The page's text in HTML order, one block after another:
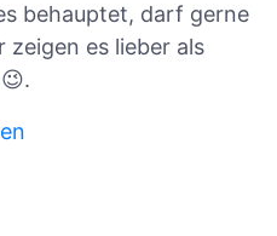
behauptet, darf gerne
zeigen es lieber als